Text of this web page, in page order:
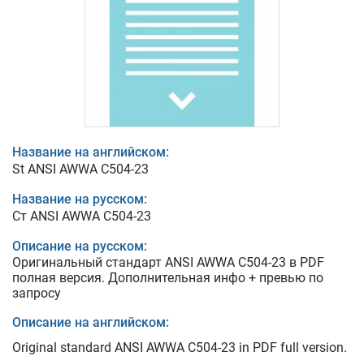
Название на английском:
St ANSI AWWA C504-23
Название на русском:
Ст ANSI AWWA C504-23
Описание на русском:
Оригинальный стандарт ANSI AWWA C504-23 в PDF
полная версия. Дополнительная инфо + превью по
запросу
Описание на английском:
Original standard ANSI AWWA C504-23 in PDF full version.